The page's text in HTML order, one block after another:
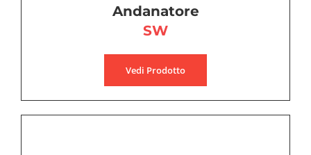
Andanatore
SW
Vedi Prodotto